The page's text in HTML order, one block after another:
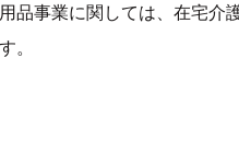
品事業に関しては、在宅介
。